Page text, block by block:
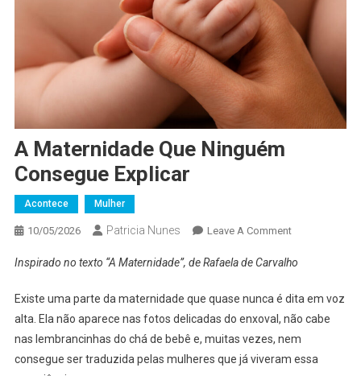
A Maternidade Que Ninguém
Consegue Explicar
Acontece Mulher
10/05/2026 Patricia Nunes Leave A CommentOn
Maternidade
Ninguém
Consegue
Explicar
Inspirado no texto “A Maternidade”, de Rafaela de Carvalho
Existe uma parte da maternidade que quase nunca é dita em voz
alta. Ela não aparece nas fotos delicadas do enxoval, não cabe
nas lembrancinhas do chá de bebê e, muitas vezes, nem
consegue ser traduzida pelas mulheres que já viveram essa